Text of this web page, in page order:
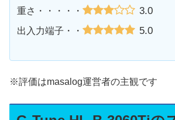
重さ・・・・・ 3.0
出入力端子・・ 5.0
※評価はmasalog運営者の主観です